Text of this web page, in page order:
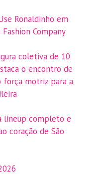
Ronaldinho em
Company
coletiva de 10
o encontro de
força motriz para a
lineup completo e
coração de São